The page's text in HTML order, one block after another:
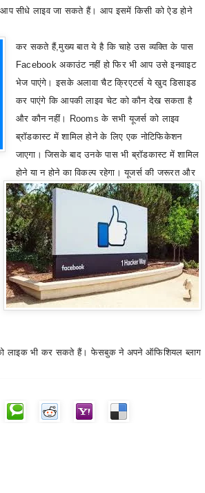
सीधे लाइव जा सकते हैं। आप इसमें किसी को ऐड होने
कर सकते हैं,मुख्य बात ये है कि चाहे उस व्यक्ति के पास
Facebookअकाउंट नहीं हो फिर भी आप उसे इनवाइट
भेज पाएंगे। इसके अलावा चैट क्रिएटर्स ये खुद डिसाइड
कर पाएंगे कि आपकी लाइव चेट को कौन देख सकता है
और कौन नहीं।
Roomsके सभी यूजर्स को लाइव
ब्रॉडकास्ट में शामिल होने के लिए एक नोटिफिकेशन
जाएगा। जिसके बाद उनके पास भी ब्रॉडकास्ट में शामिल
होने या न होने का विकल्प रहेगा। यूजर्स की जरूरत और
लाइक भी कर सकते हैं। फेसबुक ने अपने ऑफिशियल ब्लाग